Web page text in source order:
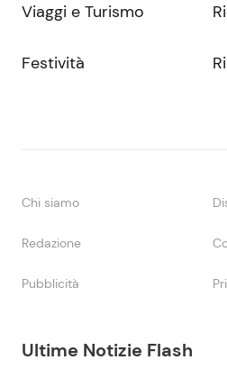
Ultime Notizie Flash
Viaggi e Turismo
Festività
Chi siamo
Redazione
Pubblicità